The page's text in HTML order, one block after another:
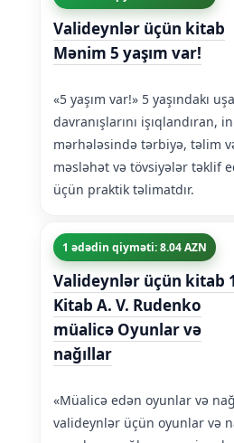
Valideynlər üçün kitab
Mənim 5 yaşım var!
«5 yaşım var!» 5 yaşındakı
davranışlarını işıqlandıran,
mərhələsində tərbiyə, təlim
məsləhət və tövsiyələr təklif
üçün praktik təlimatdır.
1 ədədin qiyməti: 8.04 AZN
Valideynlər üçün kitab 1
Kitab A. V. Rudenko
müalicə Oyunlar və
nağıllar
«Müalicə edən oyunlar və
valideynlər üçün oyunlar və